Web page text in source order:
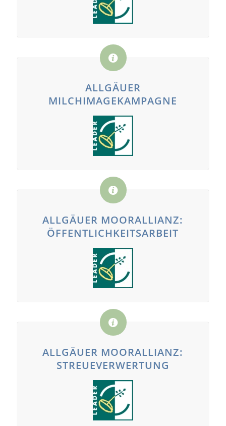
ALLGÄUER
MILCHIMAGEKAMPAGNE
ALLGÄUER MOORALLIANZ:
ÖFFENTLICHKEITSARBEIT
ALLGÄUER MOORALLIANZ:
STREUEVERWERTUNG